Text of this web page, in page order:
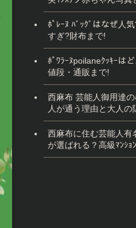
ﾎﾟﾚｰﾇ ﾊﾞｯｸﾞはなぜ人
すぎ?財布まで!
ﾎﾟﾜﾗｰﾇpoilaneｸｯｷｰは
値段・通販まで!
西麻布 芸能人御用達
人が通う理由と大人の
西麻布に住む芸能人有
が選ばれる？高級ﾏﾝｼｮ